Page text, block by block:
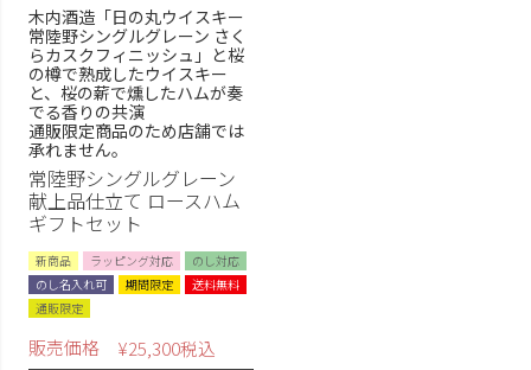
木内酒造「日の丸ウイスキー
常陸野シングルグレーン さく
らカスクフィニッシュ」と桜
の樽で熟成したウイスキー
と、桜の薪で燻したハムが奏
でる香りの共演
通販限定商品のため店舗では
承れません。
常陸野シングルグレーン
献上品仕立て ロースハム
ギフトセット
新商品 ラッピング対応
のし対応
のし名入れ可
期間限定
送料無料
通販限定
販売価格 ¥25,300税込